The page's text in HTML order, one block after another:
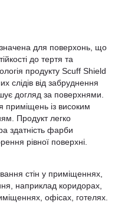
для поверхонь, що
до тертя та
продукту Scuff Shield
слідів від забруднення
догляд за поверхнями.
приміщень із високим
Продукт легко
здатність фарби
рівної поверхні.
стін у приміщеннях,
наприклад коридорах,
офісах, готелях.